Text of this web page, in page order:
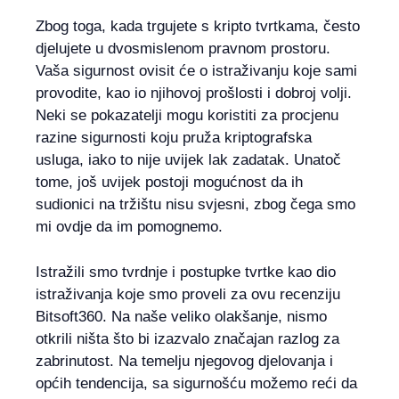
Zbog toga, kada trgujete s kripto tvrtkama, često
djelujete u dvosmislenom pravnom prostoru.
Vaša sigurnost ovisit će o istraživanju koje sami
provodite, kao io njihovoj prošlosti i dobroj volji.
Neki se pokazatelji mogu koristiti za procjenu
razine sigurnosti koju pruža kriptografska
usluga, iako to nije uvijek lak zadatak. Unatoč
tome, još uvijek postoji mogućnost da ih
sudionici na tržištu nisu svjesni, zbog čega smo
mi ovdje da im pomognemo.
Istražili smo tvrdnje i postupke tvrtke kao dio
istraživanja koje smo proveli za ovu recenziju
Bitsoft360. Na naše veliko olakšanje, nismo
otkrili ništa što bi izazvalo značajan razlog za
zabrinutost. Na temelju njegovog djelovanja i
općih tendencija, sa sigurnošću možemo reći da